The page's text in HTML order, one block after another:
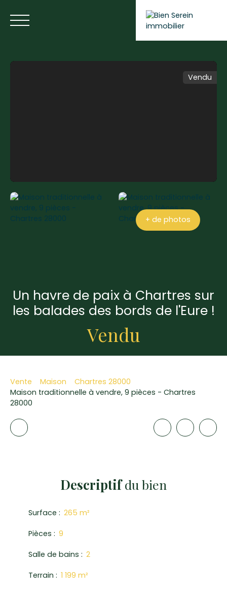
Vendu
+ de photos
Un havre de paix à Chartres sur
les balades des bords de l'Eure !
Vendu
Vente Maison
Chartres 28000
Maison traditionnelle à vendre, 9 pièces - Chartres
28000
Descriptifdu bien
Surface : 265 m²
Pièces : 9
Salle de bains : 2
Terrain : 1 199 m²